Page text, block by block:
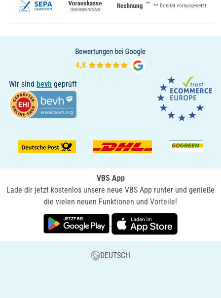
** ** Bonität vorausgesetzt
Wir sind bevh geprüft
VBS App
Lade dir jetzt kostenlos unsere neue VBS App runter und genieße
die vielen neuen Funktionen und Vorteile!
DEUTSCH